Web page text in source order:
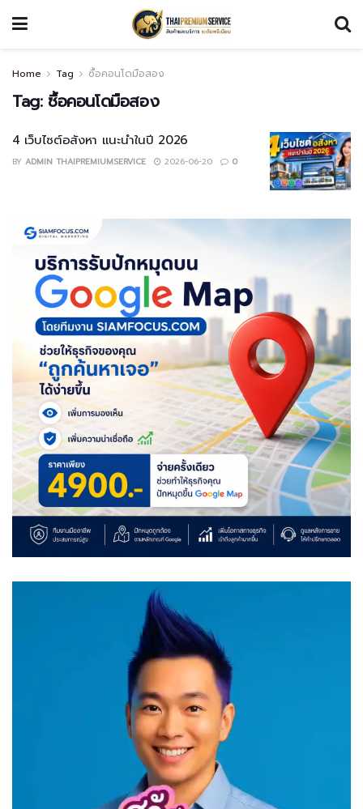
Home Tag ซื้อคอนโดมือสอง
Tag: ซื้อคอนโดมือสอง
4 เว็บไซต์อสังหา แนะนำในปี 2026
BY ADMIN THAIPREMIUMSERVICE 2026-06-20 0